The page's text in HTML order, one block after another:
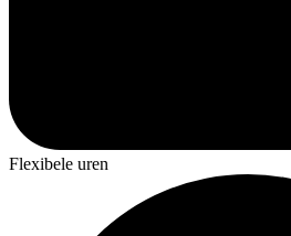
Flexibele uren